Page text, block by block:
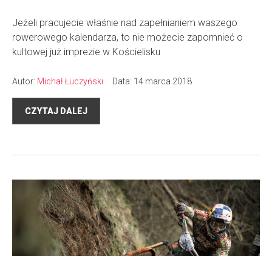
Jeżeli pracujecie właśnie nad zapełnianiem waszego
rowerowego kalendarza, to nie możecie zapomnieć o
kultowej już imprezie w Kościelisku
Autor: Michał Łuczyński Data: 14 marca 2018
CZYTAJ DALEJ